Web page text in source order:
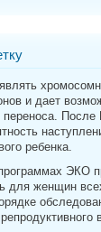
и дает
После
ребенка.
ЭКО
для женщин